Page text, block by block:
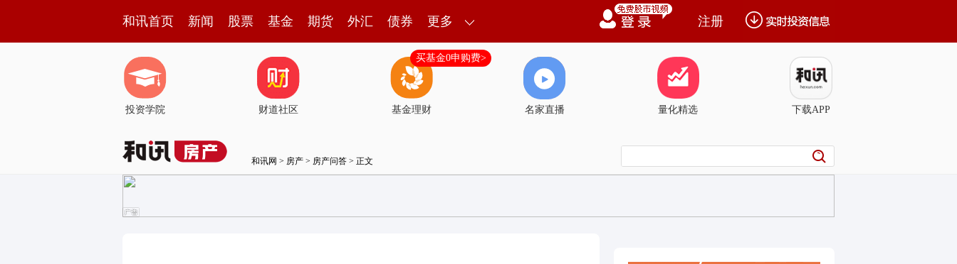
和讯首页 新闻 股票 基金 期货 外汇 债券 更多 注册
投资学院 财道社区 基金理财
买基金0申购费>
名家直播 量化精选 下载APP
和讯网 > 房产 > 房产问答 > 正文